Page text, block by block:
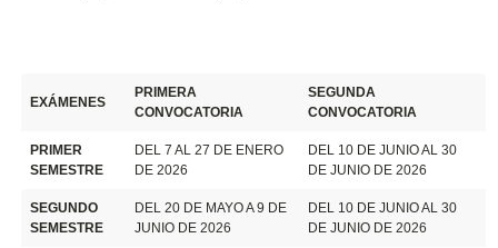
EXÁMENES
PRIMERA
CONVOCATORIA
SEGUNDA
CONVOCATORIA
PRIMER
SEMESTRE
DEL 7 AL 27 DE ENERO
DE 2026
DEL 10 DE JUNIO AL 30
DE JUNIO DE 2026
SEGUNDO
SEMESTRE
DEL 20 DE MAYO A 9 DE
JUNIO DE 2026
DEL 10 DE JUNIO AL 30
DE JUNIO DE 2026